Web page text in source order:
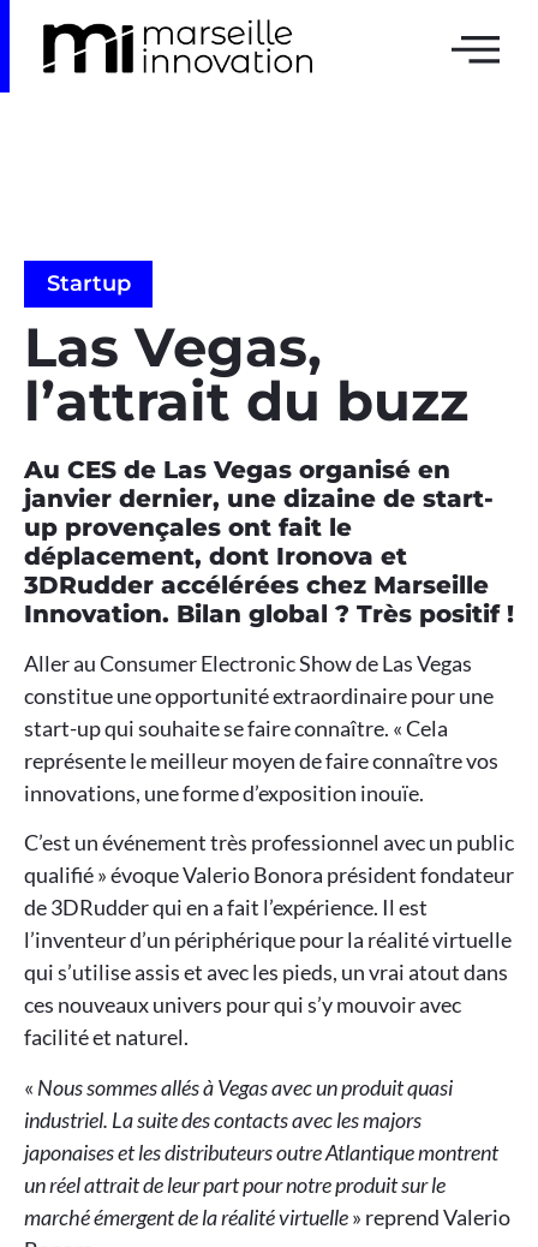
Startup
Las Vegas,
l’attrait du buzz
Au CES de Las Vegas organisé en
janvier dernier, une dizaine de start-
up provençales ont fait le
déplacement, dont Ironova et
3DRudder accélérées chez Marseille
Innovation. Bilan global ? Très positif !
Aller au Consumer Electronic Show de Las Vegas
constitue une opportunité extraordinaire pour une
start-up qui souhaite se faire connaître. « Cela
représente le meilleur moyen de faire connaître vos
innovations, une forme d’exposition inouïe.
C’est un événement très professionnel avec un public
qualifié » évoque Valerio Bonora président fondateur
de 3DRudder qui en a fait l’expérience. Il est
l’inventeur d’un périphérique pour la réalité virtuelle
qui s’utilise assis et avec les pieds, un vrai atout dans
ces nouveaux univers pour qui s’y mouvoir avec
facilité et naturel.
« Nous sommes allés à Vegas avec un produit quasi
industriel. La suite des contacts avec les majors
japonaises et les distributeurs outre Atlantique montrent
un réel attrait de leur part pour notre produit sur le
marché émergent de la réalité virtuelle» reprend Valerio